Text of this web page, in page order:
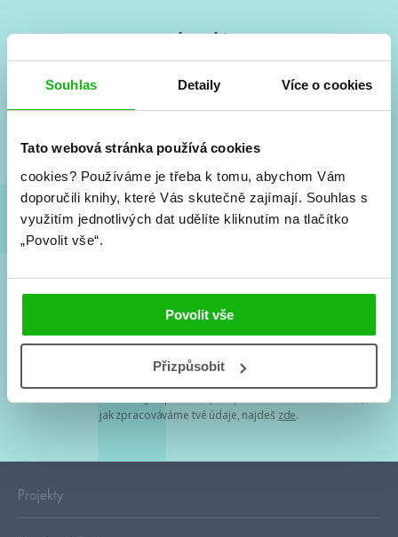
Souhlas Detaily Více o cookies
Tato webová stránka používá cookies
cookies? Používáme je třeba k tomu, abychom Vám
doporučili knihy, které Vás skutečně zajímají. Souhlas s
využitím jednotlivých dat udělíte kliknutím na tlačítko
„Povolit vše“.
Povolit vše
Přizpůsobit
Vše kolem #youngadult každý měsíc rovnou do mailu!
a seriálové adaptace a další.
Souhlasím spodmínkami zpracování osobních údajů
Tvá e-mailová adresa je u nás v bezpečí. Přečti si
jak zpracováváme tvé údaje, najdeš zde.
Projekty